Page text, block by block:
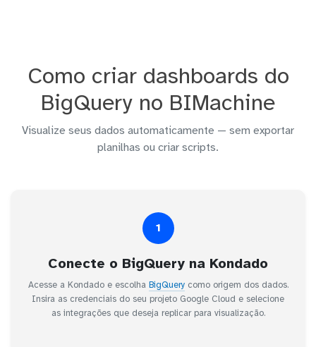
Como criar dashboards do
BigQuery no BIMachine
Visualize seus dados automaticamente — sem exportar
planilhas ou criar scripts.
1
Conecte o BigQuery na Kondado
Acesse a Kondado e escolha BigQuerycomo origem dos dados.
Insira as credenciais do seu projeto Google Cloud e selecione
as integrações que deseja replicar para visualização.